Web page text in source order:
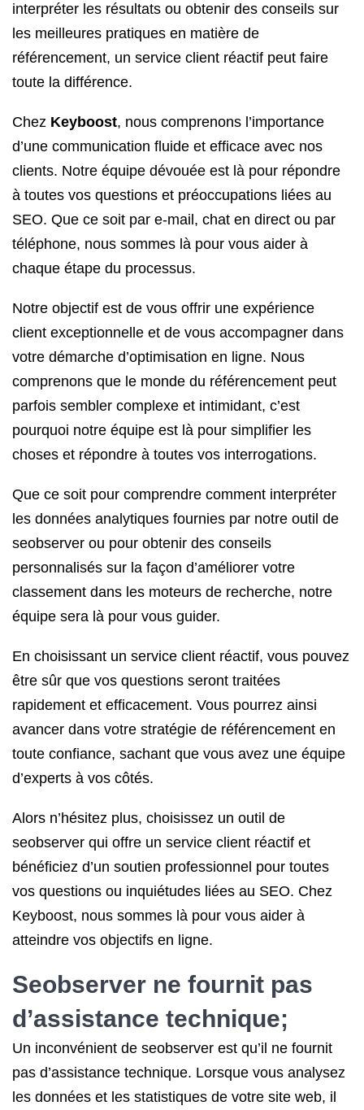
interpréter les résultats ou obtenir des conseils sur
les meilleures pratiques en matière de
référencement, un service client réactif peut faire
toute la différence.
Chez Keyboost, nous comprenons l’importance
d’une communication fluide et efficace avec nos
clients. Notre équipe dévouée est là pour répondre
à toutes vos questions et préoccupations liées au
SEO. Que ce soit par e-mail, chat en direct ou par
téléphone, nous sommes là pour vous aider à
chaque étape du processus.
Notre objectif est de vous offrir une expérience
client exceptionnelle et de vous accompagner dans
votre démarche d’optimisation en ligne. Nous
comprenons que le monde du référencement peut
parfois sembler complexe et intimidant, c’est
pourquoi notre équipe est là pour simplifier les
choses et répondre à toutes vos interrogations.
Que ce soit pour comprendre comment interpréter
les données analytiques fournies par notre outil de
seobserver ou pour obtenir des conseils
personnalisés sur la façon d’améliorer votre
classement dans les moteurs de recherche, notre
équipe sera là pour vous guider.
En choisissant un service client réactif, vous pouvez
être sûr que vos questions seront traitées
rapidement et efficacement. Vous pourrez ainsi
avancer dans votre stratégie de référencement en
toute confiance, sachant que vous avez une équipe
d’experts à vos côtés.
Alors n’hésitez plus, choisissez un outil de
seobserver qui offre un service client réactif et
bénéficiez d’un soutien professionnel pour toutes
vos questions ou inquiétudes liées au SEO. Chez
Keyboost, nous sommes là pour vous aider à
atteindre vos objectifs en ligne.
Seobserver ne fournit pas
d’assistance technique;
Un inconvénient de seobserver est qu’il ne fournit
pas d’assistance technique. Lorsque vous analysez
les données et les statistiques de votre site web, il